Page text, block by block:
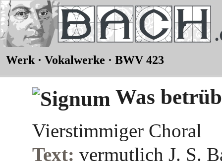
Werk · Vokalwerke · BWV 423
Was
Vierstimmiger Choral
Text: vermutlich J. S.